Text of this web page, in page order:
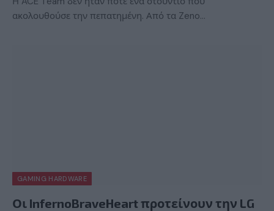
ακολουθούσε την πεπατημένη. Από τα Zeno…
GAMING HARDWARE
Οι InfernoBraveHeart προτείνουν την LG